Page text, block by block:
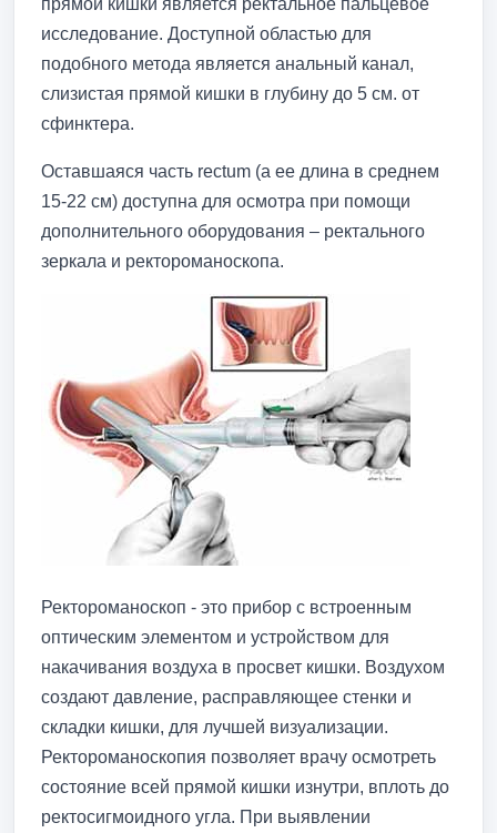
исследование. Доступной областью для
подобного метода является анальный канал,
слизистая прямой кишки в глубину до 5 см. от
сфинктера.
Оставшаяся часть rectum (а ее длина в среднем
15-22 см) доступна для осмотра при помощи
дополнительного оборудования – ректального
зеркала и ректороманоскопа.
Ректороманоскоп - это прибор с встроенным
оптическим элементом и устройством для
накачивания воздуха в просвет кишки. Воздухом
создают давление, расправляющее стенки и
складки кишки, для лучшей визуализации.
Ректороманоскопия позволяет врачу осмотреть
состояние всей прямой кишки изнутри, вплоть до
ректосигмоидного угла. При выявлении